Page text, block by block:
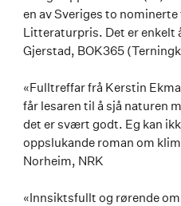
en av Sveriges to
Litteraturpris. Det er enkelt
Gjerstad, BOK365
«Fulltreffar frå Kerstin
får lesaren til å sjå naturen
det er svært godt. Eg kan
oppslukande roman om
Norheim, NRK
«Innsiktsfullt og rørende